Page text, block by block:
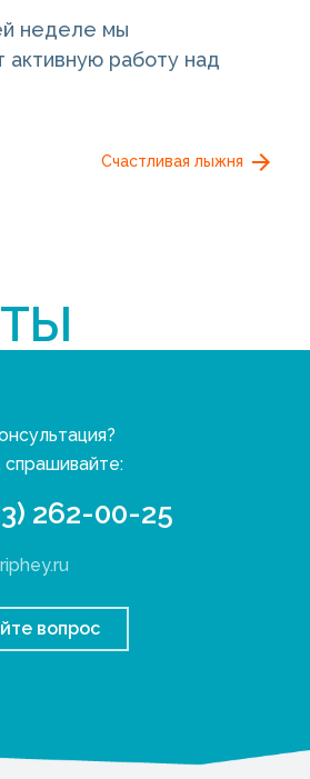
неделе мы
работу над
Счастливая лыжня
спрашивайте:
262-00-25
вопрос